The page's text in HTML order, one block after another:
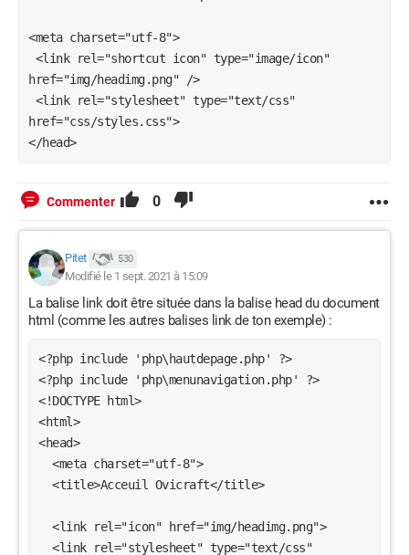
<meta charset="utf-8">
href="img/headimg.png" />
href="css/styles.css">
</head>
Commenter 0
Pitet 530
Modifié le 1 sept. 2021 à 15:09
La balise link doit être située dans la balise head du document
html (comme les autres balises link de ton exemple) :
<?php include 'php\hautdepage.php' ?>
<?php include 'php\menunavigation.php' ?>
<!DOCTYPE html>
<html>
<head>